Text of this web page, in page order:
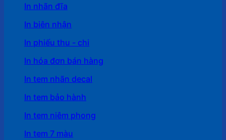
In nhãn đĩa
In biên nhận
In phiếu thu - chi
In hóa đơn bán hàng
In tem nhãn decal
In tem bảo hành
In tem niêm phong
In tem 7 màu